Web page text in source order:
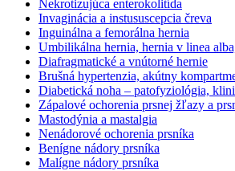
Nekrotizujúca enterokolitída
Invaginácia a instususcepcia čreva
Inguinálna a femorálna hernia
Umbilikálna hernia, hernia v linea
Diafragmatické a vnútorné hernie
Brušná hypertenzia, akútny
Diabetická noha – patofyziológia,
Zápalové ochorenia prsnej žľazy a
Mastodýnia a mastalgia
Nenádorové ochorenia prsníka
Benígne nádory prsníka
Malígne nádory prsníka